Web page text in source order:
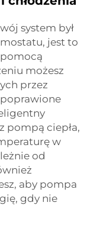
system był
jest to
możesz
przez
pompą ciepła,
w
od
aby pompa
gdy nie